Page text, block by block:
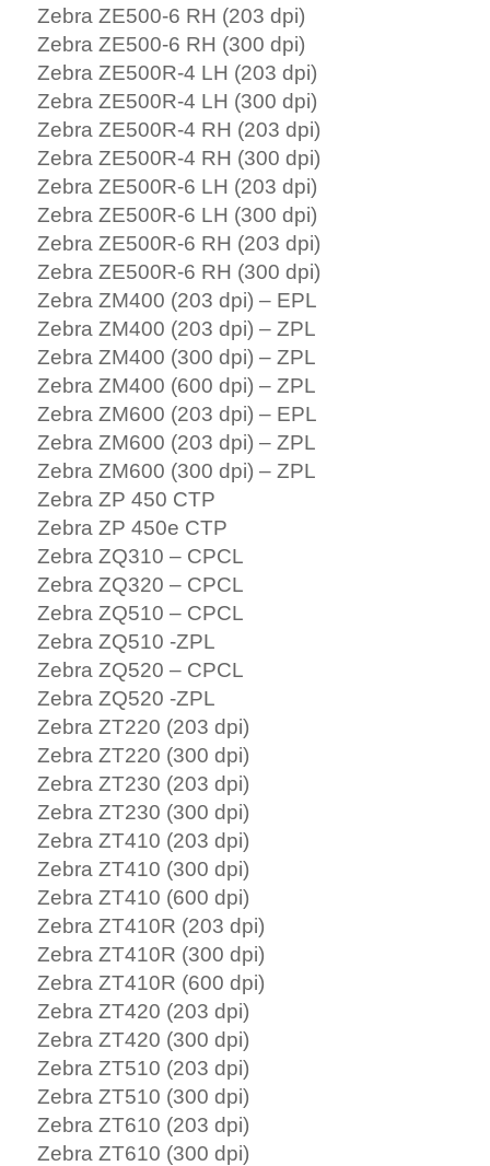
Zebra ZE500-6 RH (203 dpi)
Zebra ZE500-6 RH (300 dpi)
Zebra ZE500R-4 LH (203 dpi)
Zebra ZE500R-4 LH (300 dpi)
Zebra ZE500R-4 RH (203 dpi)
Zebra ZE500R-4 RH (300 dpi)
Zebra ZE500R-6 LH (203 dpi)
Zebra ZE500R-6 LH (300 dpi)
Zebra ZE500R-6 RH (203 dpi)
Zebra ZE500R-6 RH (300 dpi)
Zebra ZM400 (203 dpi) – EPL
Zebra ZM400 (203 dpi) – ZPL
Zebra ZM400 (300 dpi) – ZPL
Zebra ZM400 (600 dpi) – ZPL
Zebra ZM600 (203 dpi) – EPL
Zebra ZM600 (203 dpi) – ZPL
Zebra ZM600 (300 dpi) – ZPL
Zebra ZP 450 CTP
Zebra ZP 450e CTP
Zebra ZQ310 – CPCL
Zebra ZQ320 – CPCL
Zebra ZQ510 – CPCL
Zebra ZQ510 -ZPL
Zebra ZQ520 – CPCL
Zebra ZQ520 -ZPL
Zebra ZT220 (203 dpi)
Zebra ZT220 (300 dpi)
Zebra ZT230 (203 dpi)
Zebra ZT230 (300 dpi)
Zebra ZT410 (203 dpi)
Zebra ZT410 (300 dpi)
Zebra ZT410 (600 dpi)
Zebra ZT410R (203 dpi)
Zebra ZT410R (300 dpi)
Zebra ZT410R (600 dpi)
Zebra ZT420 (203 dpi)
Zebra ZT420 (300 dpi)
Zebra ZT510 (203 dpi)
Zebra ZT510 (300 dpi)
Zebra ZT610 (203 dpi)
Zebra ZT610 (300 dpi)